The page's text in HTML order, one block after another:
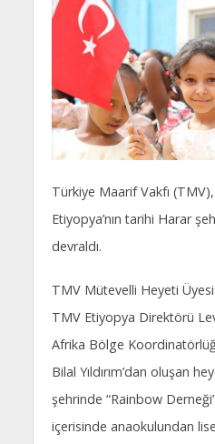
Türkiye Maarif Vakfı
Etiyopya’nın tarihi Harar
devraldı.
TMV Mütevelli Heyeti
TMV Etiyopya Direktörü
Afrika Bölge
Bilal Yıldırım’dan oluşan
şehrinde “Rainbow
içerisinde anaokulundan